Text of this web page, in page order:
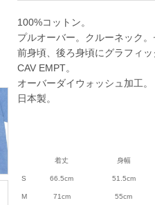
100%コットン。
プルオーバー。クルーネック。
前身頃、後ろ身頃にグラフィ
CAV EMPT。
オーバーダイウォッシュ加工。
日本製。
着丈 身幅
S 66.5cm 51.5cm
M 71cm 55cm